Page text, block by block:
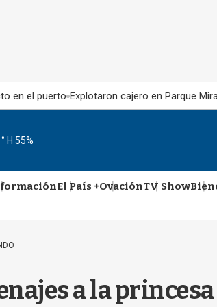
en el puerto Explotaron cajero en Parque
H 55%
El País +OvaciónTV Show
a la